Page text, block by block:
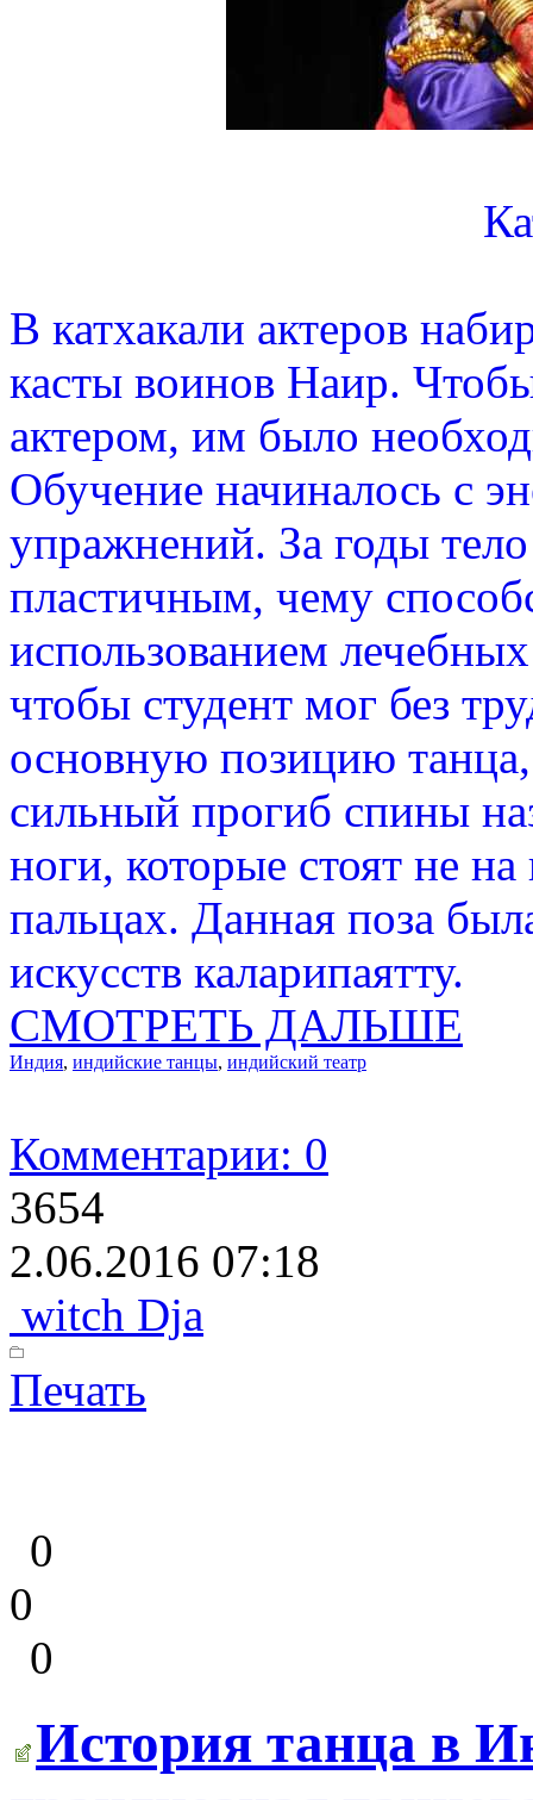
В катхакали актеров
касты воинов Наир.
актером, им было
Обучение начиналось с
упражнений. За годы
пластичным, чему
использованием
чтобы студент мог без
основную позицию танца,
сильный прогиб спины
ноги, которые стоят не
пальцах. Данная поза
искусств каларипаятту.
СМОТРЕТЬ ДАЛЬШЕ
Индия, индийские танцы, индийский театр
Комментарии: 0
3654
2.06.2016 07:18
witch Dja
Печать
0
0
0
История танца в